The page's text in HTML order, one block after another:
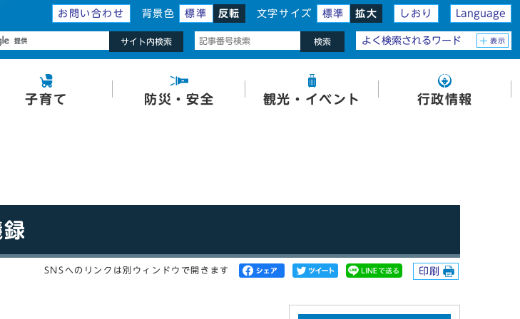
お問い合わせ 背景色 標準 反転 文字サイズ 標準 拡大 しおり Language
サイト内検索 検索 よく検索されるワード 表示
子育て 防災・安全 観光・イベント 行政情報
SNSへのリンクは別ウィンドウで開きます 印刷